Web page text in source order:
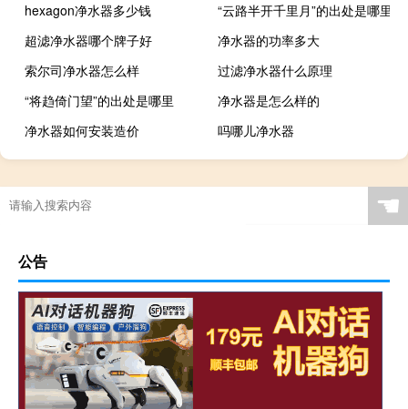
hexagon净水器多少钱
“云路半开千里月”的出处是哪里
超滤净水器哪个牌子好
净水器的功率多大
索尔司净水器怎么样
过滤净水器什么原理
“将趋倚门望”的出处是哪里
净水器是怎么样的
净水器如何安装造价
吗哪儿净水器
☚
公告